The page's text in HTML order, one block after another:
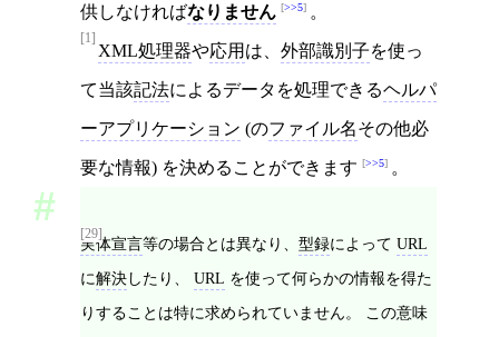
供しなければなりません >>5 。
[1]
XML処理器や応用 は、 外部識別子を使っ
て当該記法によるデータを処理できるヘルパ
ーアプリケーション (のファイル名その他必
要な情報) を決めることができます >>5 。
[29]
実体宣言等の場合とは異なり、 型録によって URL
に解決したり、 URL を使って何らかの情報を得た
りすることは特に求められていません。 この意味